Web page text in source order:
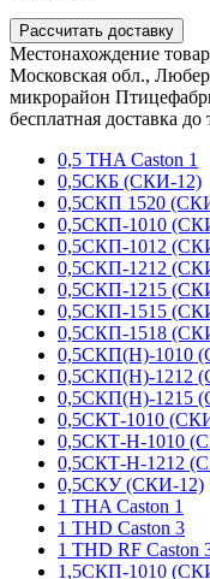
Рассчитать доставку
Местонахождение
Московская обл.,
микрорайон
бесплатная доставка
0,5 THA Caston 1
0,5СКБ (СКИ-12)
0,5СКП 1520
0,5СКП-1010
0,5СКП-1012
0,5СКП-1212
0,5СКП-1215
0,5СКП-1515
0,5СКП-1518
0,5СКП(Н)-1010
0,5СКП(Н)-1212
0,5СКП(Н)-1215
0,5СКТ-1010
0,5СКТ-Н-1010
0,5СКТ-Н-1212
0,5СКУ (СКИ-12)
1 THA Caston 1
1 THD Caston 3
1 THD RF Caston
1,5СКП-1010